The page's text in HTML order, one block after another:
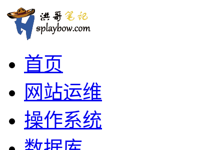
首页
网站运维
操作系统